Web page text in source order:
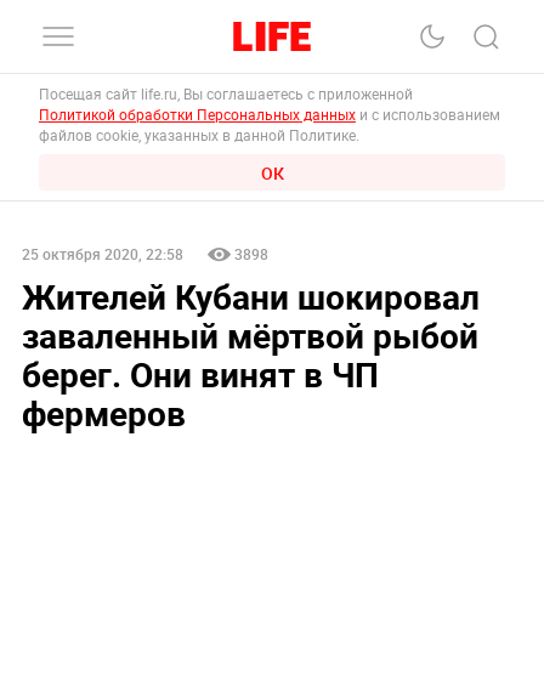
Посещая сайт life.ru, Вы соглашаетесь с приложенной
Политикой обработки Персональных данных и с использованием
файлов cookie, указанных в данной Политике.
ОК
25 октября 2020, 22:58 3898
Жителей Кубани шокировал
заваленный мёртвой рыбой
берег. Они винят в ЧП
фермеров